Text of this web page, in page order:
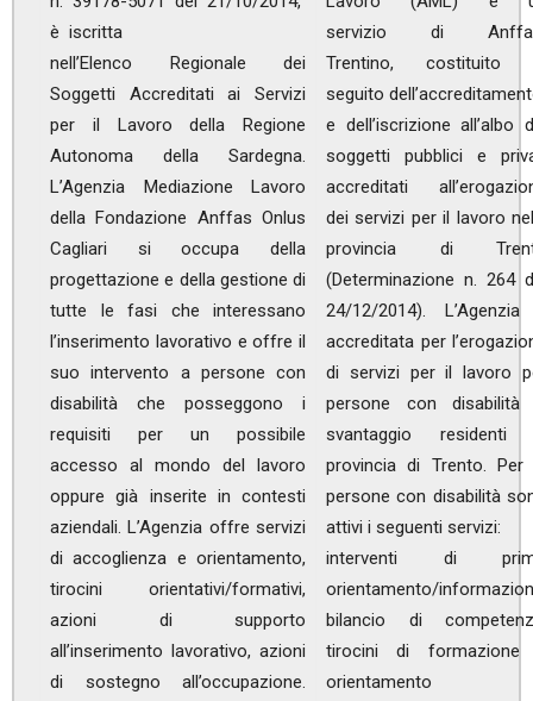
è iscritta
nell’Elenco Regionale dei
Soggetti Accreditati ai Servizi
per il Lavoro della Regione
Autonoma della Sardegna.
L’Agenzia Mediazione Lavoro
della Fondazione Anffas Onlus
Cagliari si occupa della
progettazione e della gestione di
tutte le fasi che interessano
l’inserimento lavorativo e offre il
suo intervento a persone con
disabilità che posseggono i
requisiti per un possibile
accesso al mondo del lavoro
oppure già inserite in contesti
aziendali. L’Agenzia offre servizi
di accoglienza e orientamento,
tirocini orientativi/formativi,
azioni di supporto
all’inserimento lavorativo, azioni
di sostegno all’occupazione.
servizio di
Trentino, costituito
seguito
e dell’iscrizione all’albo
soggetti pubblici e
accreditati
dei servizi per il lavoro
provincia di
(Determinazione n. 264
24/12/2014).
accreditata per
di servizi per il lavoro
persone con
svantaggio residenti
provincia di Trento. Per
persone con disabilità
attivi i seguenti servizi:
interventi di
orientamento/
bilancio di
tirocini di formazione
orientamento